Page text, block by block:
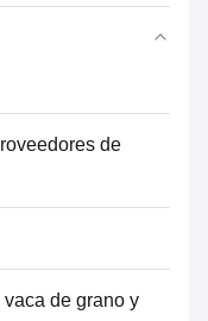
de
de grano y